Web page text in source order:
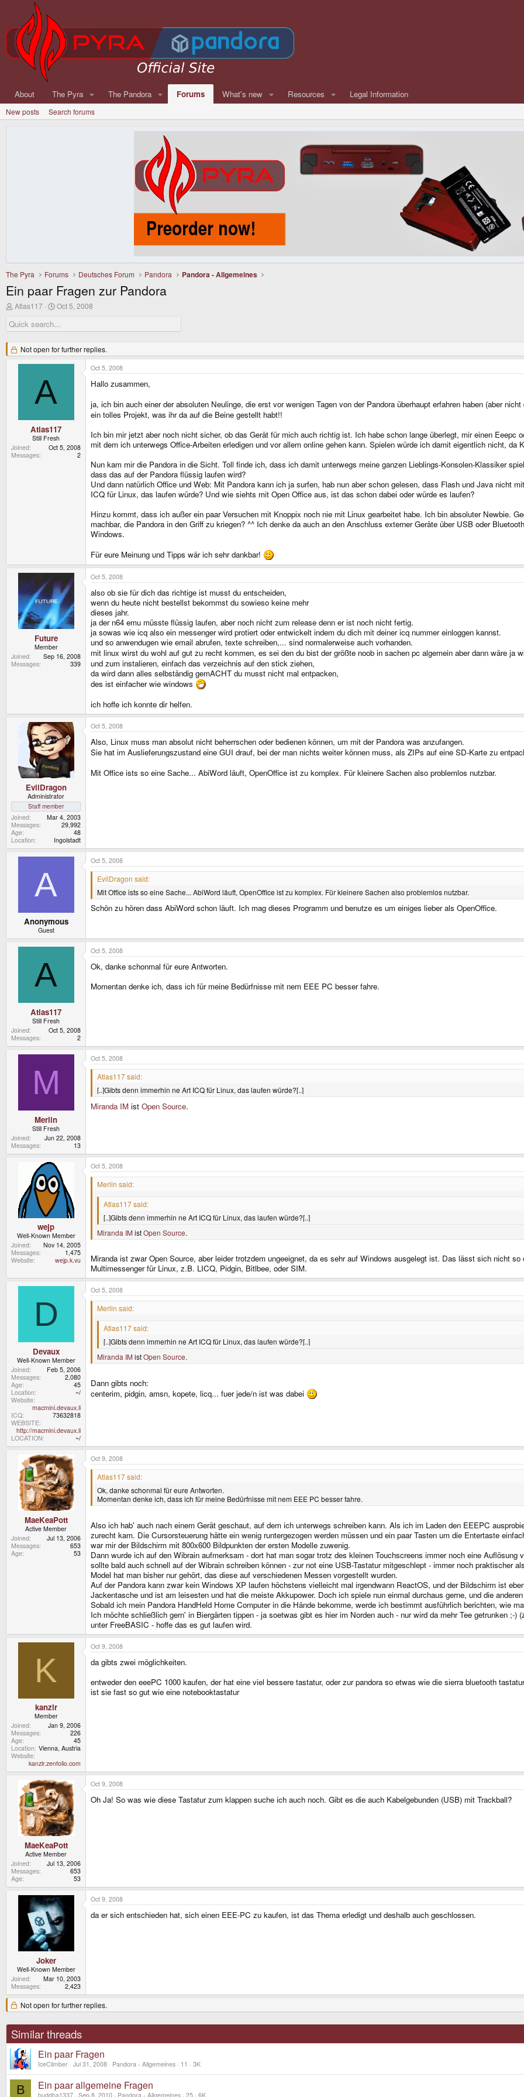
About The Pyra The Pandora Forums What's new Resources Legal Information
New posts Search forums
The Pyra Forums Deutsches Forum Pandora Pandora - Allgemeines
Ein paar Fragen zur Pandora
T
r
e
d
s
Atlas117
S
r
d
a
t
Oct 5, 2008
Not open for further replies.
A
Atlas117
Still Fresh
Joined
Oct 5, 2008
Messages
2
Oct 5, 2008
Hallo zusammen,
ja, ich bin auch einer der absoluten Neulinge, die erst vor wenigen Tagen von der Pandora überhaupt erfahren haben (aber nicht
ein tolles Projekt, was ihr da auf die Beine gestellt habt!!
Ich bin mir jetzt aber noch nicht sicher, ob das Gerät für mich auch richtig ist. Ich habe schon lange überlegt, mir einen
mit dem ich unterwegs Office-Arbeiten erledigen und vor allem online gehen kann. Spielen würde ich damit eigentlich nicht, da
Nun kam mir die Pandora in die Sicht. Toll finde ich, dass ich damit unterwegs meine ganzen Lieblings-Konsolen-Klassiker
dass das auf der Pandora flüssig laufen wird?
Und dann natürlich Office und Web: Mit Pandora kann ich ja surfen, hab nun aber schon gelesen, dass Flash und Java nicht
ICQ für Linux, das laufen würde? Und wie siehts mit Open Office aus, ist das schon dabei oder würde es laufen?
Hinzu kommt, dass ich außer ein paar Versuchen mit Knoppix noch nie mit Linux gearbeitet habe. Ich bin absoluter Newbie.
machbar, die Pandora in den Griff zu kriegen? ^^ Ich denke da auch an den Anschluss externer Geräte über USB oder
Windows.
Für eure Meinung und Tipps wär ich sehr dankbar!
Future
Member
Joined
Sep 16, 2008
Messages
339
Oct 5, 2008
also ob sie für dich das richtige ist musst du entscheiden,
wenn du heute nicht bestellst bekommst du sowieso keine mehr
dieses jahr.
ja der n64 emu müsste flüssig laufen, aber noch nicht zum release denn er ist noch nicht fertig.
ja sowas wie icq also ein messenger wird protiert oder entwickelt indem du dich mit deiner icq nummer einloggen kannst.
und so anwendugen wie email abrufen, texte schreiben,... sind normalerweise auch vorhanden.
mit linux wirst du wohl auf gut zu recht kommen, es sei den du bist der größte noob in sachen pc algemein aber dann wäre ja
und zum instalieren, einfach das verzeichnis auf den stick ziehen,
da wird dann alles selbständig gemACHT du musst nicht mal entpacken,
des ist einfacher wie windows
ich hoffe ich konnte dir helfen.
EvilDragon
Administrator
Staff member
Joined
Mar 4, 2003
Messages
29,992
Age
48
Location
Ingolstadt
Oct 5, 2008
Also, Linux muss man absolut nicht beherrschen oder bedienen können, um mit der Pandora was anzufangen.
Sie hat im Auslieferungszustand eine GUI drauf, bei der man nichts weiter können muss, als ZIPs auf eine SD-Karte zu
Mit Office ists so eine Sache... AbiWord läuft, OpenOffice ist zu komplex. Für kleinere Sachen also problemlos nutzbar.
A
Anonymous
Guest
Oct 5, 2008
EvilDragon said:
Mit Office ists so eine Sache... AbiWord läuft, OpenOffice ist zu komplex. Für kleinere Sachen also problemlos nutzbar.
Schön zu hören dass AbiWord schon läuft. Ich mag dieses Programm und benutze es um einiges lieber als OpenOffice.
A
Atlas117
Still Fresh
Joined
Oct 5, 2008
Messages
2
Oct 5, 2008
Ok, danke schonmal für eure Antworten.
Momentan denke ich, dass ich für meine Bedürfnisse mit nem EEE PC besser fahre.
M
Merlin
Still Fresh
Joined
Jun 22, 2008
Messages
13
Oct 5, 2008
Atlas117 said:
[..]Gibts denn immerhin ne Art ICQ für Linux, das laufen würde?[..]
Miranda IM ist Open Source.
wejp
Well-Known Member
Joined
Nov 14, 2005
Messages
1,475
Website
wejp.k.vu
Oct 5, 2008
Merlin said:
Atlas117 said:
[..]Gibts denn immerhin ne Art ICQ für Linux, das laufen würde?[..]
Miranda IMistOpen Source.
Miranda ist zwar Open Source, aber leider trotzdem ungeeignet, da es sehr auf Windows ausgelegt ist. Das lässt sich nicht
Multimessenger für Linux, z.B. LICQ, Pidgin, Bitlbee, oder SIM.
D
Devaux
Well-Known Member
Joined
Feb 5, 2006
Messages
2,080
Age
45
Location
~/
Website
macmini.devaux.li
ICQ
73632818
WEBSITE
http://macmini.devaux.li
LOCATION
~/
Oct 5, 2008
Merlin said:
Atlas117 said:
[..]Gibts denn immerhin ne Art ICQ für Linux, das laufen würde?[..]
Miranda IMistOpen Source.
Dann gibts noch:
centerim, pidgin, amsn, kopete, licq... fuer jede/n ist was dabei
MaeKeaPott
Active Member
Joined
Jul 13, 2006
Messages
653
Age
53
Oct 9, 2008
Atlas117 said:
Ok, danke schonmal für eure Antworten.
Momentan denke ich, dass ich für meine Bedürfnisse mit nem EEE PC besser fahre.
Also ich hab' auch nach einem Gerät geschaut, auf dem ich unterwegs schreiben kann. Als ich im Laden den EEEPC
zurecht kam. Die Cursorsteuerung hätte ein wenig runtergezogen werden müssen und ein paar Tasten um die Entertaste
war mir der Bildschirm mit 800x600 Bildpunkten der ersten Modelle zuwenig.
Dann wurde ich auf den Wibrain aufmerksam - dort hat man sogar trotz des kleinen Touchscreens immer noch eine
sollte bald auch schnell auf der Wibrain schreiben können - zur not eine USB-Tastatur mitgeschlept - immer noch praktischer
Model hat man bisher nur gehört, das diese auf verschiedenen Messen vorgestellt wurden.
Auf der Pandora kann zwar kein Windows XP laufen höchstens vielleicht mal irgendwann ReactOS, und der Bildschirm ist
Jackentasche und ist am leisesten und hat die meiste Akkupower. Doch ich spiele nun einmal durchaus gerne, und die
Sobald ich mein Pandora HandHeld Home Computer in die Hände bekomme, werde ich bestimmt ausführlich berichten, wie
Ich möchte schließlich gern' in Biergärten tippen - ja soetwas gibt es hier im Norden auch - nur wird da mehr Tee getrunken ;-
unter FreeBASIC - hoffe das es gut laufen wird.
K
kanzlr
Member
Joined
Jan 9, 2006
Messages
226
Age
45
Location Vienna, Austria
Website
kanzlr.zenfolio.com
Oct 9, 2008
da gibts zwei möglichkeiten.
entweder den eeePC 1000 kaufen, der hat eine viel bessere tastatur, oder zur pandora so etwas wie die sierra bluetooth
ist sie fast so gut wie eine notebooktastatur
MaeKeaPott
Active Member
Joined
Jul 13, 2006
Messages
653
Age
53
Oct 9, 2008
Oh Ja! So was wie diese Tastatur zum klappen suche ich auch noch. Gibt es die auch Kabelgebunden (USB) mit Trackball?
Joker
Well-Known Member
Joined
Mar 10, 2003
Messages
2,423
Oct 9, 2008
da er sich entschieden hat, sich einen EEE-PC zu kaufen, ist das Thema erledigt und deshalb auch geschlossen.
Not open for further replies.
Similar threads
Ein paar Fragen
IceClimber Jul 31, 2008 Pandora - Allgemeines 11 3K
B Ein paar allgemeine Fragen
buddha1337 Sep 8, 2010 Pandora - Allgemeines 25 6K